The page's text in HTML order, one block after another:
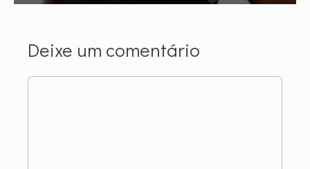
Deixe um comentário
Comentário